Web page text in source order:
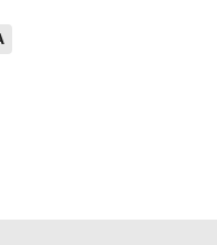
neoklassismi ja
lajeihin